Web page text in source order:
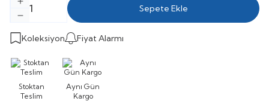
Sepete Ekle
Koleksiyon Fiyat Alarmı
Stoktan
Teslim
Aynı Gün
Kargo